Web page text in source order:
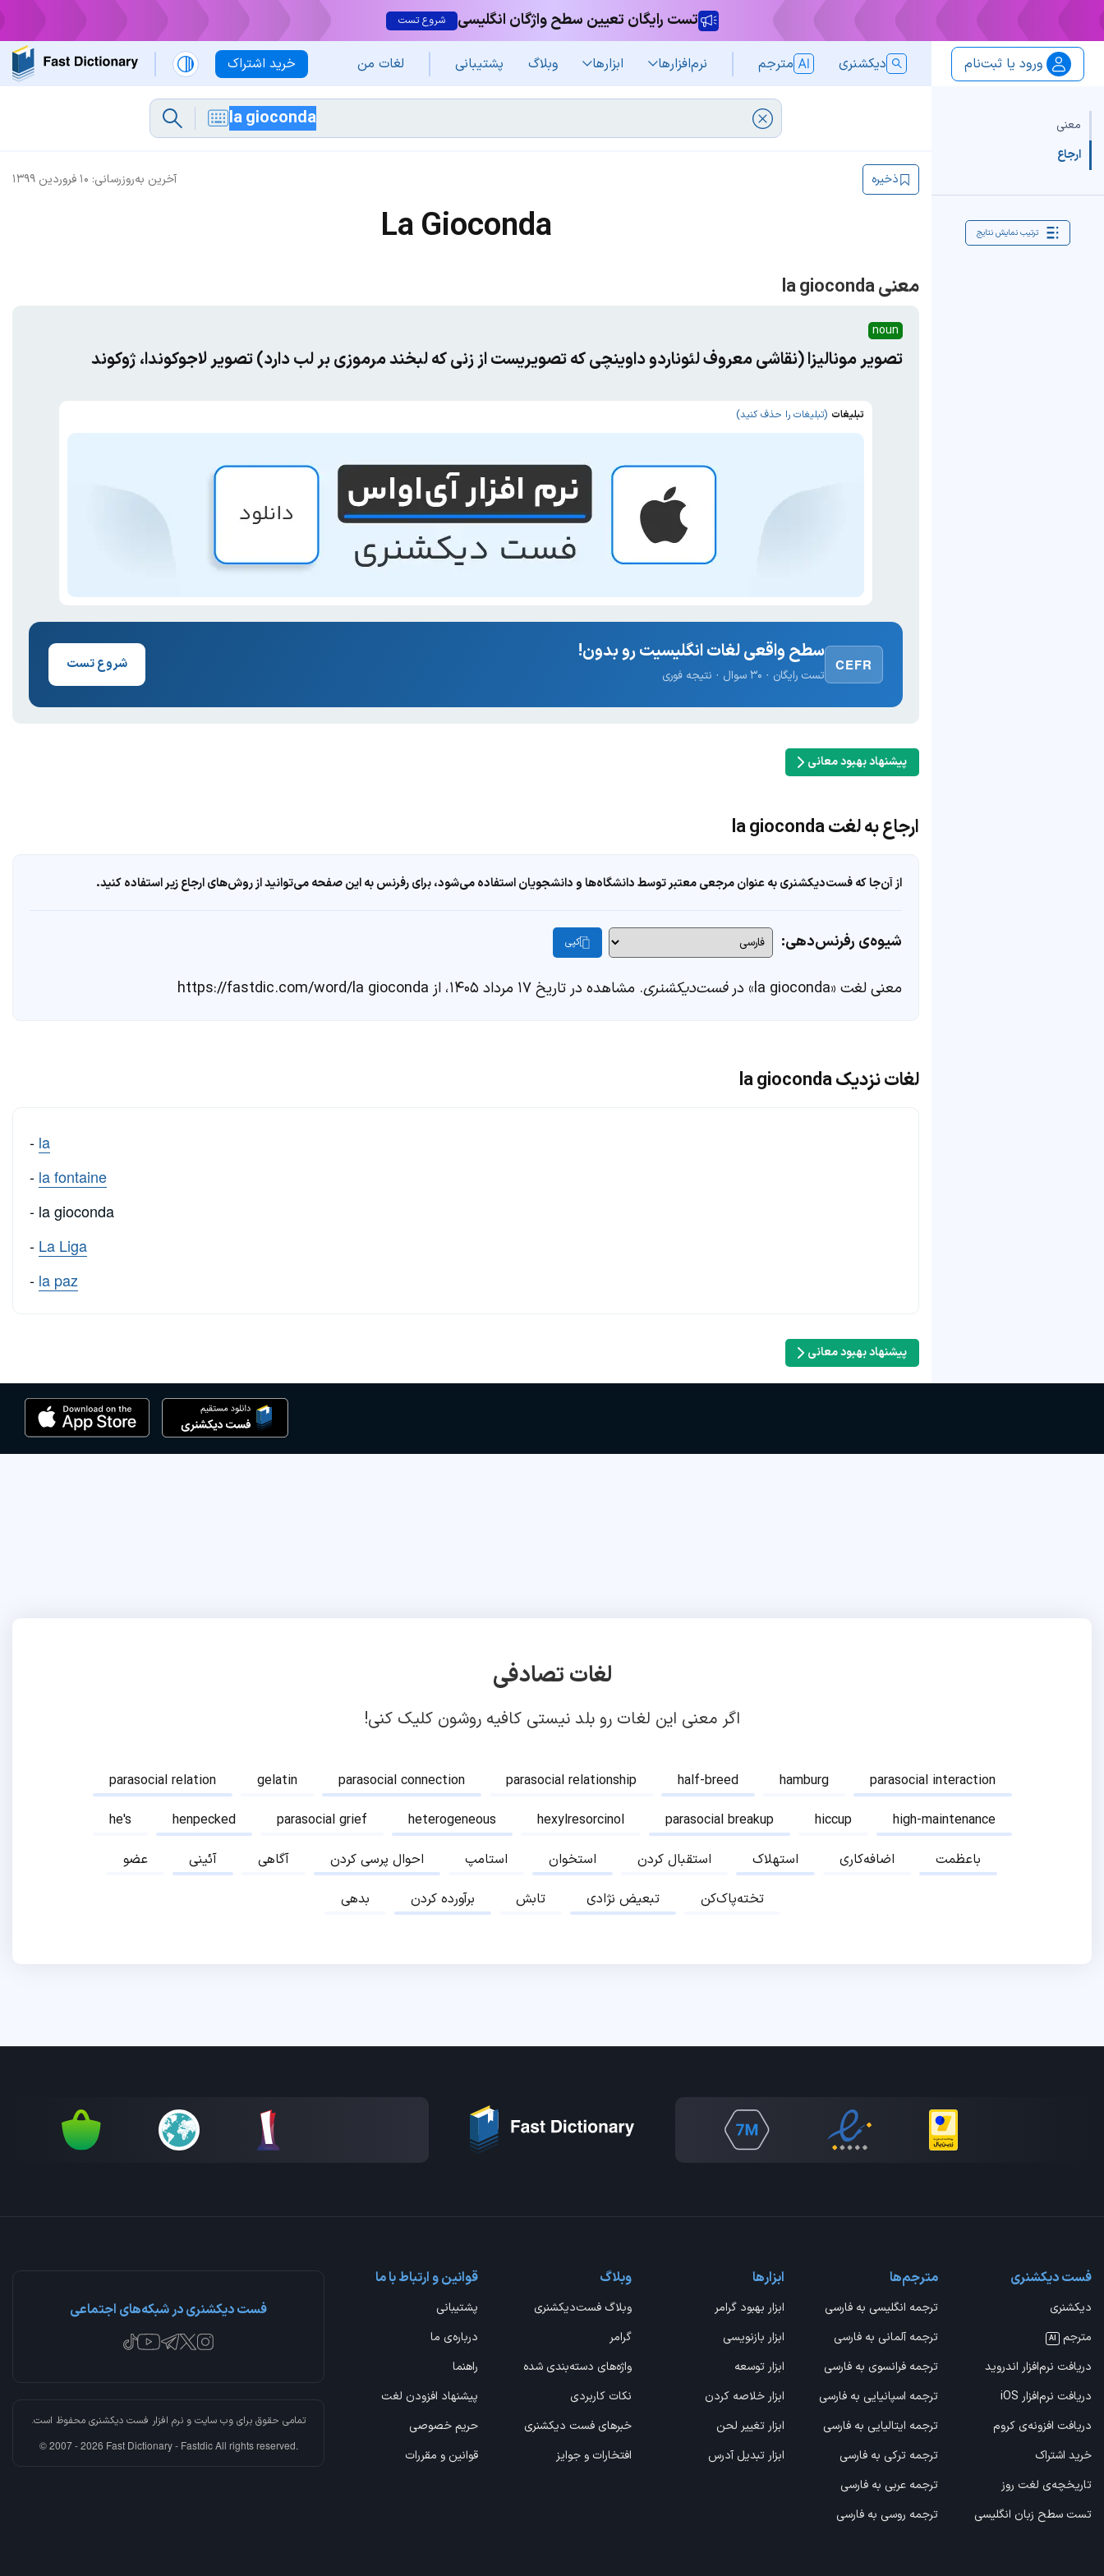
تست رایگان تعیین سطح واژگان انگلیسی شروع تست
خرید اشتراک ورود یا ثبت‌نام دیکشنری مترجم نرم‌افزار‌ها ابزارها وبلاگ پشتیبانی لغات من
معنی
ارجاع
ترتیب نمایش نتایج
آخرین به‌روزرسانی: ۱۰ فروردین ۱۳۹۹ ذخیره
La Gioconda
معنی la gioconda
noun
تصویر مونالیزا (نقاشی معروف لئوناردو داوینچی که تصویریست از زنی که لبخند مرموزی بر لب دارد) تصویر لاجوکوندا، ژوکوند
تبلیغات (تبلیغات را حذف کنید)
CEFR
سطح واقعی لغات انگلیسیت رو بدون!
تست رایگان · ۳۰ سوال · نتیجه فوری
شروع تست
پیشنهاد بهبود معانی
ارجاع به لغت la gioconda
از آن‌جا که فست‌دیکشنری به عنوان مرجعی معتبر توسط دانشگاه‌ها و دانشجویان استفاده می‌شود، برای رفرنس به این صفحه می‌توانید از روش‌های ارجاع زیر استفاده کنید.
شیوه‌ی رفرنس‌دهی: کپی
معنی لغت «la gioconda» در فست‌دیکشنری. مشاهده در تاریخ ۱۷ مرداد ۱۴۰۵، از https://fastdic.com/word/la gioconda
لغات نزدیک la gioconda
- la
- la fontaine
- la gioconda
- La Liga
- la paz
پیشنهاد بهبود معانی
لغات تصادفی
اگر معنی این لغات رو بلد نیستی کافیه روشون کلیک کنی!
parasocial relation gelatin parasocial connection parasocial relationship half-breed hamburg
parasocial interaction
he's
henpecked parasocial grief heterogeneous hexylresorcinol parasocial breakup hiccup
high-maintenance
عضو
آئینی آگاهی احوال پرسی کردن استامپ استخوان استقبال کردن استهلاک اضافه‌کاری
باعظمت
بدهی
برآورده کردن تابش تبعیض نژادی تخته‌پاک‌کن
فست دیکشنری
دیکشنری
مترجم
AI
دریافت نرم‌افزار اندروید
دریافت نرم‌افزار iOS
دریافت افزونه‌ی کروم
خرید اشتراک
تاریخچه‌ی لغت روز
تست سطح زبان انگلیسی
مترجم‌ها
ترجمه انگلیسی به فارسی
ترجمه آلمانی به فارسی
ترجمه فرانسوی به فارسی
ترجمه اسپانیایی به فارسی
ترجمه ایتالیایی به فارسی
ترجمه ترکی به فارسی
ترجمه عربی به فارسی
ترجمه روسی به فارسی
ابزارها
ابزار بهبود گرامر
ابزار بازنویسی
ابزار توسعه
ابزار خلاصه کردن
ابزار تغییر لحن
ابزار تبدیل آدرس
وبلاگ
وبلاگ فست‌دیکشنری
گرامر
واژه‌های دسته‌بندی شده
نکات کاربردی
خبرهای فست دیکشنری
افتخارات و جوایز
قوانین و ارتباط با ما
پشتیبانی
درباره‌ی ما
راهنما
پیشنهاد افزودن لغت
حریم خصوصی
قوانین و مقررات
فست دیکشنری در شبکه‌های اجتماعی
تمامی حقوق برای وب سایت و نرم افزار فست دیکشنریمحفوظ است.
© 2007 - 2026 Fast Dictionary - Fastdic All rights reserved.